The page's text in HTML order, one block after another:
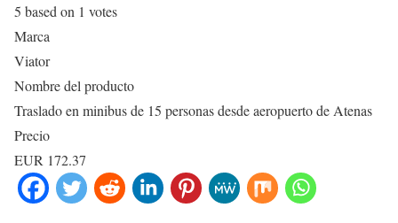
5 based on 1 votes
Marca
Viator
Nombre del producto
Traslado en minibus de 15 personas desde aeropuerto de Atenas
Precio
EUR 172.37